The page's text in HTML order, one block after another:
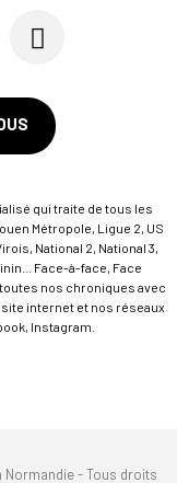
de...
qui traite de tous les
Métropole, Ligue 2, US
National 2, National 3,
Face-à-face, Face
nos chroniques avec
internet et nos réseaux
Instagram.
Normandie - Tous droits